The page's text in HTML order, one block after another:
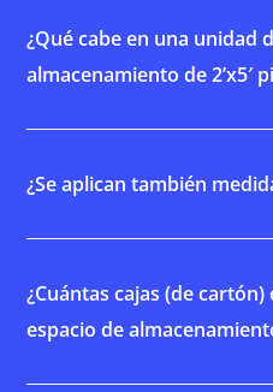
¿Qué cabe en una unidad
almacenamiento de 2’x5′
¿Se aplican también
¿Cuántas cajas (de cartón)
espacio de